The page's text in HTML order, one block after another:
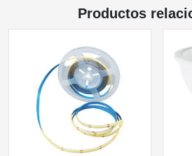
Productos